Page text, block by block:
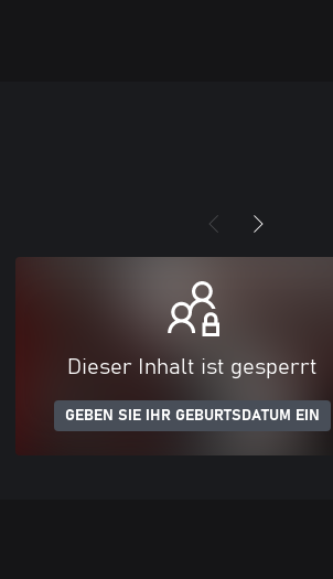
Dieser Inhalt ist gesperrt
GEBEN SIE IHR GEBURTSDATUM EIN